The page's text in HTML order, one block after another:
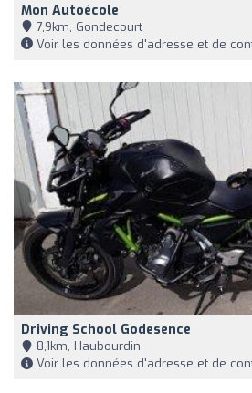
Mon Autoécole
7,9km, Gondecourt
Voir les données d'adresse et de
Driving School Godesence
8,1km, Haubourdin
Voir les données d'adresse et de